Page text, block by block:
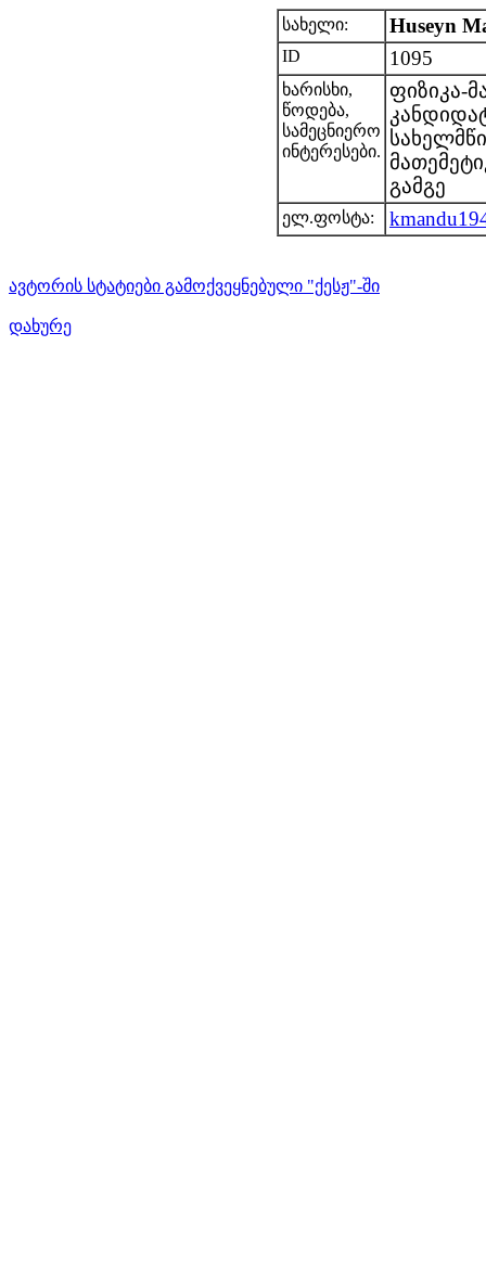
სახელი: Huseyn
ID 1095
ხარისხი,
წოდება,
სამეცნიერო
ინტერესები.
ფიზიკა-
გამგე
ელ.ფოსტა:
ავტორის სტატიები გამოქვეყნებული "ქესჟ"-ში
დახურე